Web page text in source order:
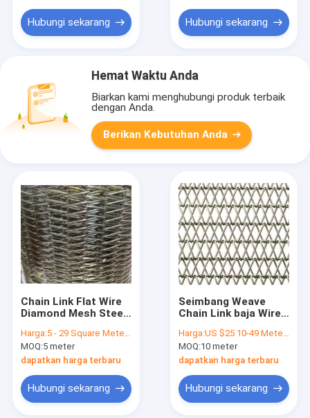
Hubungi sekarang Hubungi sekarang
Hemat Waktu Anda
Biarkan kami menghubungi produk terbaik
dengan Anda.
Berikan Kebutuhan Anda
Chain Link Flat Wire
Diamond Mesh Steel
Belt
Harga:5 - 29 Square Meters $30.20, 30 - 299 Square Meters $28.90, >=300 Square Meters $26.30
MOQ:5 meter
dapatkan harga terbaru
Hubungi sekarang
Seimbang Weave
Chain Link baja Wire
stainless steel
Harga:US $25 10-49 Meters US $22, 50-99 Meters US $20 100+ Meters
MOQ:10 meter
dapatkan harga terbaru
Hubungi sekarang